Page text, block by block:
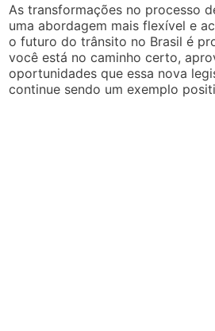
As transformações no processo
uma abordagem mais flexível e
o futuro do trânsito no Brasil é
você está no caminho certo,
oportunidades que essa nova
continue sendo um exemplo